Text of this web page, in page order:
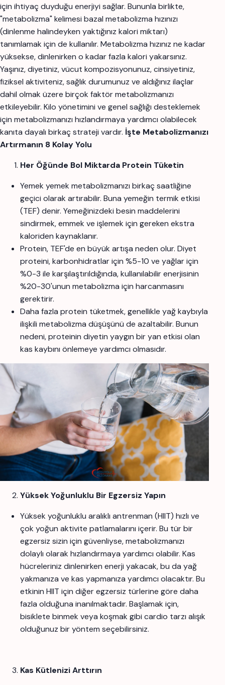
için ihtiyaç duyduğu enerjiyi sağlar. Bununla birlikte,
"metabolizma" kelimesi bazal metabolizma hızınızı
(dinlenme halindeyken yaktığınız kalori miktarı)
tanımlamak için de kullanılır. Metabolizma hızınız ne kadar
yüksekse, dinlenirken o kadar fazla kalori yakarsınız.
Yaşınız, diyetiniz, vücut kompozisyonunuz, cinsiyetiniz,
fiziksel aktiviteniz, sağlık durumunuz ve aldığınız ilaçlar
dahil olmak üzere birçok faktör metabolizmanızı
etkileyebilir. Kilo yönetimini ve genel sağlığı desteklemek
için metabolizmanızı hızlandırmaya yardımcı olabilecek
kanıta dayalı birkaç strateji vardır. İşte Metabolizmanızı
Artırmanın 8 Kolay Yolu
Her Öğünde Bol Miktarda Protein Tüketin
Yemek yemek metabolizmanızı birkaç saatliğine
geçici olarak artırabilir. Buna yemeğin termik etkisi
(TEF) denir. Yemeğinizdeki besin maddelerini
sindirmek, emmek ve işlemek için gereken ekstra
kaloriden kaynaklanır.
Protein, TEF'de en büyük artışa neden olur. Diyet
proteini, karbonhidratlar için %5-10 ve yağlar için
%0-3 ile karşılaştırıldığında, kullanılabilir enerjisinin
%20-30'unun metabolizma için harcanmasını
gerektirir.
Daha fazla protein tüketmek, genellikle yağ kaybıyla
ilişkili metabolizma düşüşünü de azaltabilir. Bunun
nedeni, proteinin diyetin yaygın bir yan etkisi olan
kas kaybını önlemeye yardımcı olmasıdır.
Yüksek Yoğunluklu Bir Egzersiz Yapın
Yüksek yoğunluklu aralıklı antrenman (HIIT) hızlı ve
çok yoğun aktivite patlamalarını içerir. Bu tür bir
egzersiz sizin için güvenliyse, metabolizmanızı
dolaylı olarak hızlandırmaya yardımcı olabilir. Kas
hücreleriniz dinlenirken enerji yakacak, bu da yağ
yakmanıza ve kas yapmanıza yardımcı olacaktır. Bu
etkinin HIIT için diğer egzersiz türlerine göre daha
fazla olduğuna inanılmaktadır. Başlamak için,
bisiklete binmek veya koşmak gibi cardio tarzı alışık
olduğunuz bir yöntem seçebilirsiniz.
Kas Kütlenizi Arttırın